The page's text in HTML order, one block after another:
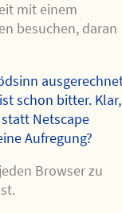
mit einem
besuchen, daran
schon bitter. Klar,
Netscape
Aufregung?
Browser zu